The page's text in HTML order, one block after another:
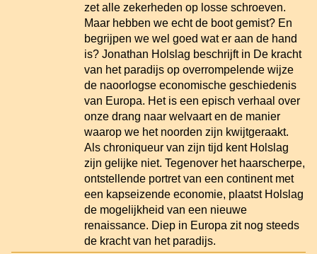
zet alle zekerheden op losse schroeven.
Maar hebben we echt de boot gemist? En
begrijpen we wel goed wat er aan de hand
is? Jonathan Holslag beschrijft in De kracht
van het paradijs op overrompelende wijze
de naoorlogse economische geschiedenis
van Europa. Het is een episch verhaal over
onze drang naar welvaart en de manier
waarop we het noorden zijn kwijtgeraakt.
Als chroniqueur van zijn tijd kent Holslag
zijn gelijke niet. Tegenover het haarscherpe,
ontstellende portret van een continent met
een kapseizende economie, plaatst Holslag
de mogelijkheid van een nieuwe
renaissance. Diep in Europa zit nog steeds
de kracht van het paradijs.